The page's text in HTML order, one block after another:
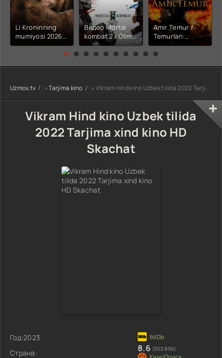
Li Kroninning
mumiyosi 2026
(uzbek tilida
kino) tarjima HD
Видео Mortal
kombat 2 / Ólim
jangi 2 (2026)
Uzbek tilida
Amir Temur /
Temurlan:
Fathchining
yuksalishi
tarjima kino Full
HD tas-ix
Uzmov.tv »Tarjima kino » Vikram Hind kino Uzbek tilida 2022 Tarjima xind kino HD Skachat
Vikram Hind kino Uzbek tilida
2022 Tarjima xind kino HD
Skachat
Год:2023
Страна:
8.6 (302 856)